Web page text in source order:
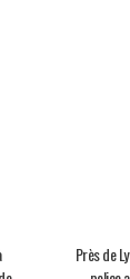
Près de